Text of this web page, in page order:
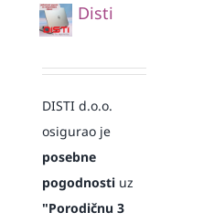
Disti
DISTI d.o.o.
osigurao je
posebne
pogodnostiuz
"Porodičnu 3